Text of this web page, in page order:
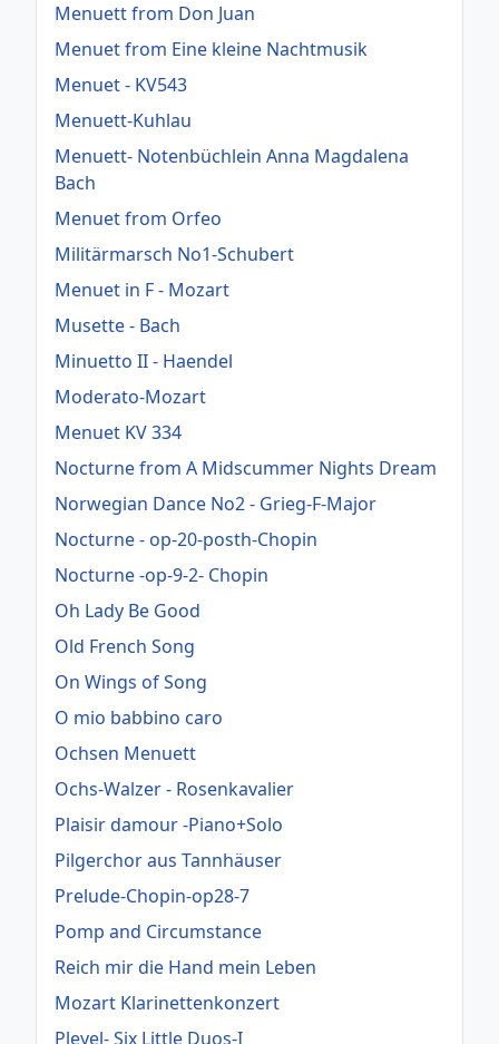
Menuett from Don Juan
Menuet from Eine kleine Nachtmusik
Menuet - KV543
Menuett-Kuhlau
Menuett- Notenbüchlein Anna Magdalena
Bach
Menuet from Orfeo
Militärmarsch No1-Schubert
Menuet in F - Mozart
Musette - Bach
Minuetto II - Haendel
Moderato-Mozart
Menuet KV 334
Nocturne from A Midscummer Nights Dream
Norwegian Dance No2 - Grieg-F-Major
Nocturne - op-20-posth-Chopin
Nocturne -op-9-2- Chopin
Oh Lady Be Good
Old French Song
On Wings of Song
O mio babbino caro
Ochsen Menuett
Ochs-Walzer - Rosenkavalier
Plaisir damour -Piano+Solo
Pilgerchor aus Tannhäuser
Prelude-Chopin-op28-7
Pomp and Circumstance
Reich mir die Hand mein Leben
Mozart Klarinettenkonzert
Pleyel- Six Little Duos-I